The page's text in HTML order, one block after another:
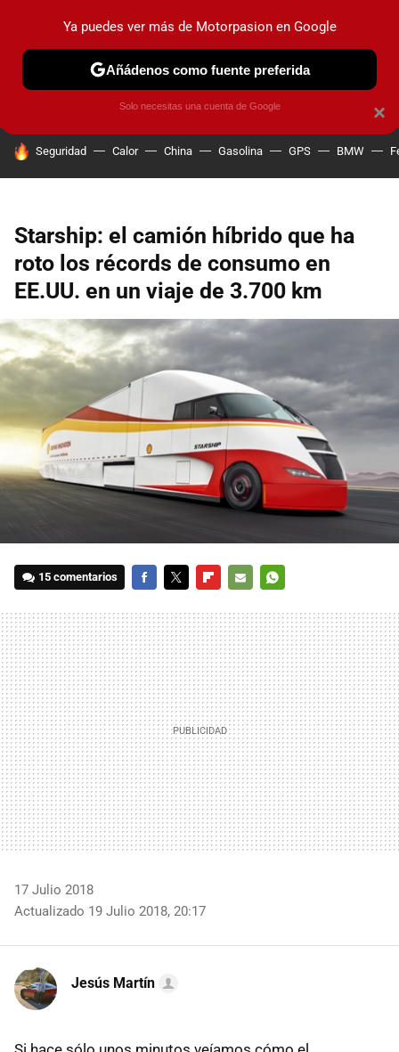
PRUEBAS COCHES ELÉCTRICOS OBSERVATORIO
HOY SE HABLA DE
Seguridad Calor China Gasolina GPS BMW
Starship: el camión híbrido que ha
roto los récords de consumo en
EE.UU. en un viaje de 3.700 km
15 comentarios
MAIL
17 Julio 2018
Actualizado 19 Julio 2018, 20:17
Jesús Martín
×
Ya puedes ver más de Motorpasion en Google
Añádenos como fuente preferida
Solo necesitas una cuenta de Google